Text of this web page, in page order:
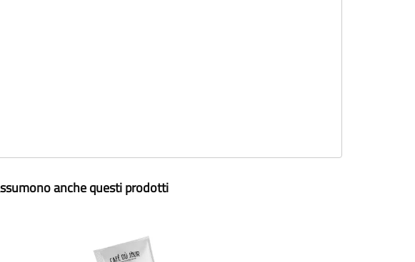
anche questi prodotti